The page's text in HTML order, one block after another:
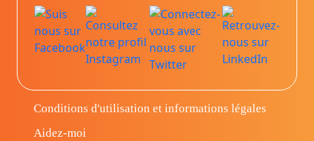
Conditions d'utilisation et informations légales
Aidez-moi